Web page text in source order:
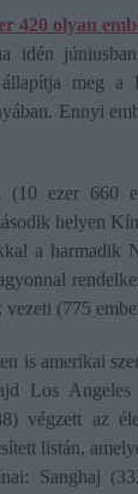
420 olyan
idén
meg a
Ennyi
(10 ezer 660
helyen
a harmadik
(775
is amerikai
Los
végzett az
listán,
Sanghaj